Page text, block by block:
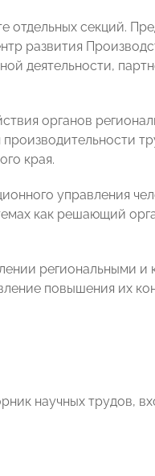
секций.
развития
деятельности,
органов
края.
управления
как решающий
региональными
повышения их
научных трудов,